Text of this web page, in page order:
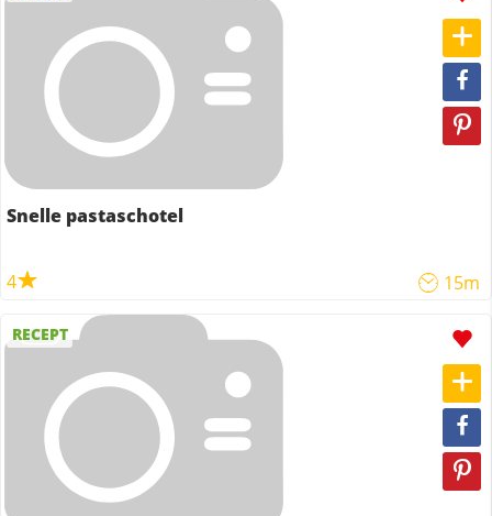
Snelle pastaschotel
4 15m
RECEPT